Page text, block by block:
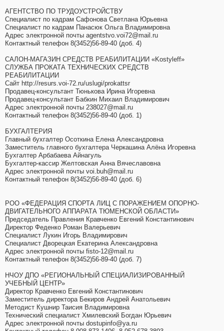
АГЕНТСТВО ПО ТРУДОУСТРОЙСТВУ
Специалист по кадрам Сафонова Светлана Юрьевна
Специалист по кадрам Панасюк Ольга Владимировна
Адрес электронной почты agentstvo.voi72@mail.ru
Контактный телефон 8(3452)56-89-40 (доб. 4)
САЛОН-МАГАЗИН СРЕДСТВ РЕАБИЛИТАЦИИ «Kostyleff»
СЛУЖБА ПРОКАТА ТЕХНИЧЕСКИХ СРЕДСТВ
РЕАБИЛИТАЦИИ
Сайт http://resurs.voi-72.ru/uslugi/prokattsr
Продавец-консультант Тюнькова Ирина Игоревна
Продавец-консультант Бабкин Михаил Владимирович
Адрес электронной почты 238027@mail.ru
Контактный телефон 8(3452)56-89-40 (доб. 1)
БУХГАЛТЕРИЯ
Главный бухгалтер Осоткина Елена Александровна
Заместитель главного бухгалтера Черкашина Алёна Игоревна
Бухгалтер Арбабаева Айнагуль
Бухгалтер-кассир Желтовская Анна Вячеславовна
Адрес электронной почты voi.buh@mail.ru
Контактный телефон 8(3452)56-89-40 (доб. 6)
РОО «ФЕДЕРАЦИЯ СПОРТА ЛИЦ С ПОРАЖЕНИЕМ ОПОРНО-
ДВИГАТЕЛЬНОГО АППАРАТА ТЮМЕНСКОЙ ОБЛАСТИ»
Председатель Правления Кравченко Евгений Константинович
Директор Феденко Роман Валерьевич
Специалист Лукин Игорь Владимирович
Специалист Дворецкая Екатерина Александровна
Адрес электронной почты fisto-12@mail.ru
Контактный телефон 8(3452)56-89-40 (доб. 7)
НЧОУ ДПО «РЕГИОНАЛЬНЫЙ СПЕЦИАЛИЗИРОВАННЫЙ
УЧЕБНЫЙ ЦЕНТР»
Директор Кравченко Евгений Константинович
Заместитель директора Бекиров Андрей Анатольевич
Методист Кушнир Таисия Владимировна
Технический специалист Хмилевский Богдан Юрьевич
Адрес электронной почты dostupinfo@ya.ru